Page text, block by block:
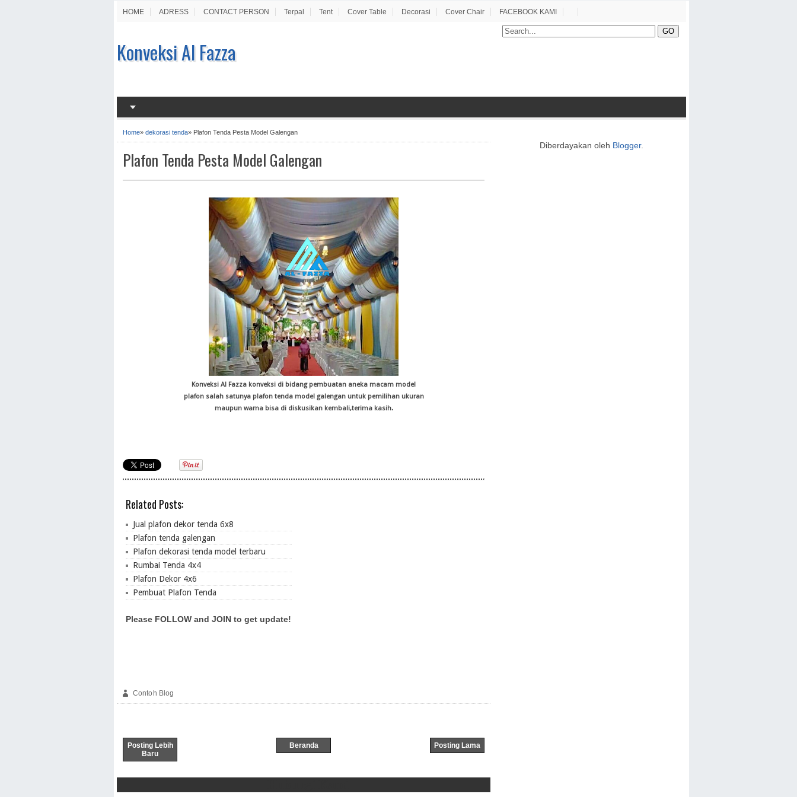
HOME ADRESS CONTACT PERSON Terpal Tent Cover Table Decorasi Cover Chair FACEBOOK KAMI
Konveksi Al Fazza
Home» dekorasi tenda» Plafon Tenda Pesta Model Galengan
Plafon Tenda Pesta Model Galengan
Konveksi Al Fazza konveksi di bidang pembuatan aneka macam model
plafon salah satunya plafon tenda model galengan untuk pemilihan ukuran
maupun warna bisa di diskusikan kembali,terima kasih.
Related Posts:
Jual plafon dekor tenda 6x8
Plafon tenda galengan
Plafon dekorasi tenda model terbaru
Rumbai Tenda 4x4
Plafon Dekor 4x6
Pembuat Plafon Tenda
Please FOLLOW and JOIN to get update!
Contoh Blog
Posting Lebih
Baru
Posting Lama
Beranda
Diberdayakan oleh Blogger.